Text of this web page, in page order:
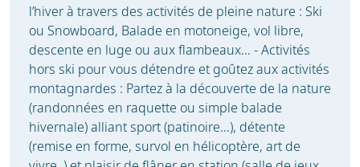
l’hiver à travers des activités de pleine nature : Ski
ou Snowboard, Balade en motoneige, vol libre,
descente en luge ou aux flambeaux… - Activités
hors ski pour vous détendre et goûtez aux activités
montagnardes : Partez à la découverte de la nature
(randonnées en raquette ou simple balade
hivernale) alliant sport (patinoire…), détente
(remise en forme, survol en hélicoptère, art de